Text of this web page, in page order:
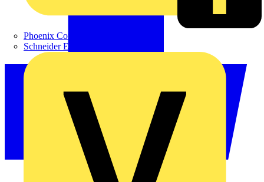
Phoenix Contact
Schneider Electric